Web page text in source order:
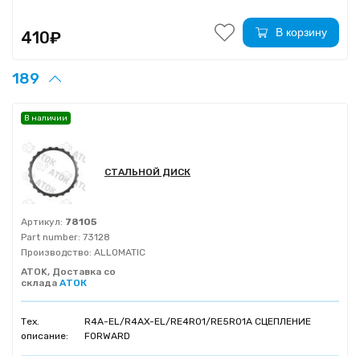
410₽ В корзину
189
СТАЛЬНОЙ ДИСК
Артикул: 78105
Part number: 73128
Производство: ALLOMATIC
ATOK, Доставка со
склада АТОК
Тех.
описание:
R4A-EL/R4AX-EL/RE4R01/RE5R01A СЦЕПЛЕНИЕ
FORWARD
В наличии